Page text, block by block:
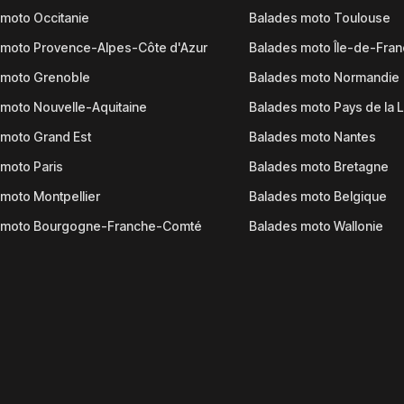
Occitanie
Provence-Alpes-Côte d'Azur
Grenoble
Nouvelle-Aquitaine
Grand Est
Paris
Montpellier
Bourgogne-Franche-Comté
Balades moto Toulouse
Balades moto Île-de-
Balades moto Normandie
Balades moto Pays de la
Balades moto Nantes
Balades moto Bretagne
Balades moto Belgique
Balades moto Wallonie